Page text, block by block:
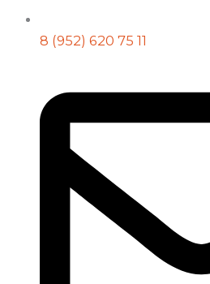
8 (952) 620 75 11